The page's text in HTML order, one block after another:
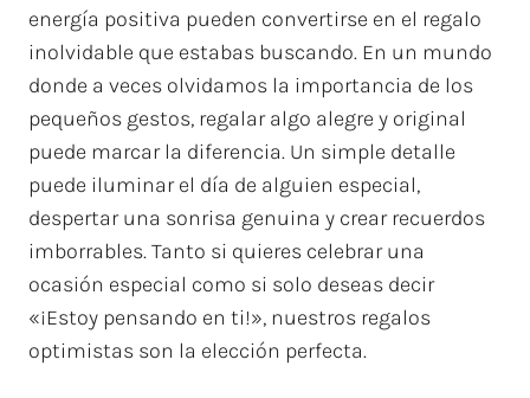
energía positiva pueden convertirse en el regalo
inolvidable que estabas buscando. En un mundo
donde a veces olvidamos la importancia de los
pequeños gestos, regalar algo alegre y original
puede marcar la diferencia. Un simple detalle
puede iluminar el día de alguien especial,
despertar una sonrisa genuina y crear recuerdos
imborrables. Tanto si quieres celebrar una
ocasión especial como si solo deseas decir
«¡Estoy pensando en ti!», nuestros regalos
optimistas son la elección perfecta.